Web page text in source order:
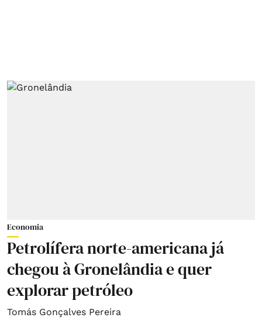
Economia
Petrolífera norte-americana já
chegou à Gronelândia e quer
explorar petróleo
Tomás Gonçalves Pereira